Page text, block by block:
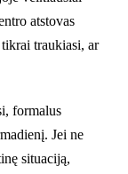
atstovas
traukiasi, ar
formalus
Jei ne
situaciją,